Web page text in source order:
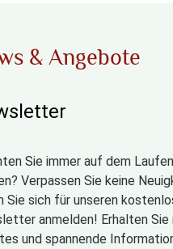
& Angebote
Sie immer auf dem
Verpassen Sie keine
Sie sich für unseren
anmelden! Erhalten Sie
und spannende